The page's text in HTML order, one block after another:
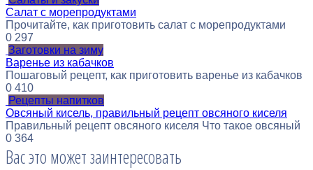
Салат с морепродуктами
Прочитайте, как приготовить салат с морепродуктами
0 297
Заготовки на зиму
Варенье из кабачков
Пошаговый рецепт, как приготовить варенье из кабачков
0 410
Рецепты напитков
Овсяный кисель, правильный рецепт овсяного киселя
Правильный рецепт овсяного киселя Что такое овсяный
0 364
Вас это может заинтересовать